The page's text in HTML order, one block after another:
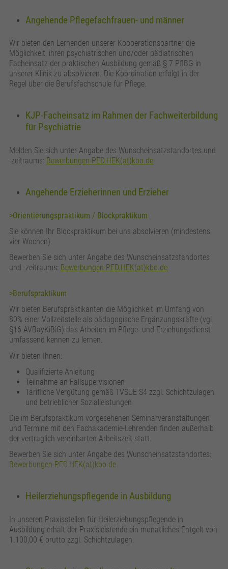
Angehende Pflegefachfrauen- und männer
Wir bieten den Lernenden unserer Kooperationspartner die
Möglichkeit, ihren psychiatrischen und/oder pädiatrischen
Facheinsatz der praktischen Ausbildung gemäß § 7 PflBG in
unserer Klinik zu absolvieren. Die Koordination erfolgt in der
Regel über die Berufsfachschule für Pflege.
KJP-Facheinsatz im Rahmen der Fachweiterbildung
für Psychiatrie
Melden Sie sich unter Angabe des Wunscheinsatzstandortes und
-zeitraums: Bewerbungen-PED.HEK(at)kbo.de
Angehende Erzieherinnen und Erzieher
>Orientierungspraktikum / Blockpraktikum
Sie können Ihr Blockpraktikum bei uns absolvieren (mindestens
vier Wochen).
Bewerben Sie sich unter Angabe des Wunscheinsatzstandortes
und -zeitraums: Bewerbungen-PED.HEK(at)kbo.de
>Berufspraktikum
Wir bieten Berufspraktikanten die Möglichkeit im Umfang von
80% einer Vollzeitstelle als pädagogische Ergänzungskräfte (vgl.
§16 AVBayKiBiG) das Arbeiten im Pflege- und Erziehungsdienst
umfassend kennen zu lernen.
Wir bieten Ihnen:
Qualifizierte Anleitung
Teilnahme an Fallsupervisionen
Tarifliche Vergütung gemäß TVSUE S4 zzgl. Schichtzulagen
und betrieblicher Sozialleistungen
Die im Berufspraktikum vorgesehenen Seminarveranstaltungen
und Termine mit den Fachakademie-Lehrenden finden außerhalb
der vertraglich vereinbarten Arbeitszeit statt.
Bewerben Sie sich unter Angabe des Wunscheinsatzstandortes:
Bewerbungen-PED.HEK(at)kbo.de
Heilerziehungspflegende in Ausbildung
In unseren Praxisstellen für Heilerziehungspflegende in
Ausbildung erhält der Praxisleistende ein monatliches Entgelt von
1.100,00 € brutto zzgl. Schichtzulagen.
Laufzeit 24 Stunden
Zweck
Wird zur Unterscheidung von Benutzern
verwendet.
Anbieter Google Analytics
Wird verwendet, um die Anforderungsrate zu